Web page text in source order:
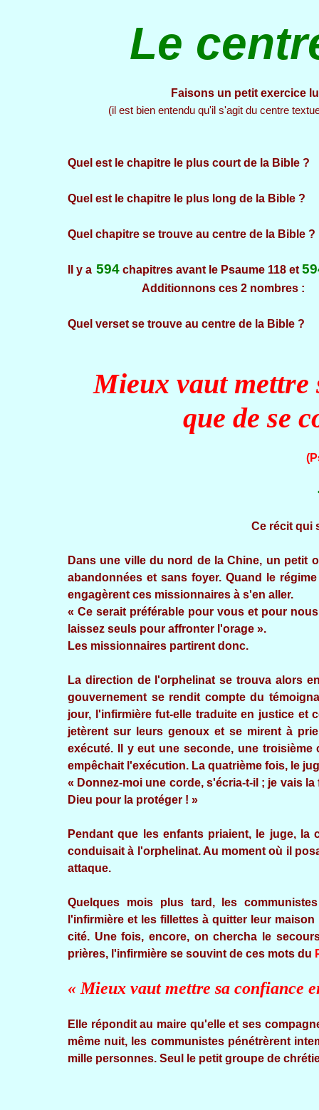
Le
Faisons un petit exercice
(il est bien entendu qu'il s'agit du centre
Quel est le chapitre le plus court de la
Quel est le chapitre le plus long de la Bible ?
Quel chapitre se trouve au centre de la
Il y a 594 chapitres avant le Psaume 118 et
Additionnons ces 2
Quel verset se trouve au centre de la
Mieux vaut mettre
que de se
Ce récit qui
Dans une ville du nord de la Chine, un petit
abandonnées et sans foyer. Quand le
engagèrent ces missionnaires à s'en aller.
« Ce serait préférable pour vous et pour
laissez seuls pour affronter l'orage ».
Les missionnaires partirent donc.
La direction de l'orphelinat se trouva alors
gouvernement se rendit compte du
jour, l'infirmière fut-elle traduite en justice et
jetèrent sur leurs genoux et se mirent à
exécuté. Il y eut une seconde, une
empêchait l'exécution. La quatrième fois, le
« Donnez-moi une corde, s'écria-t-il ; je vais
Dieu pour la protéger ! »
Pendant que les enfants priaient, le juge,
conduisait à l'orphelinat. Au moment où il
attaque.
Quelques mois plus tard, les
l'infirmière et les fillettes à quitter leur
cité. Une fois, encore, on chercha le
prières, l'infirmière se souvint de ces mots du
« Mieux vaut mettre sa confiance
Elle répondit au maire qu'elle et ses
même nuit, les communistes pénétrèrent
mille personnes. Seul le petit groupe de